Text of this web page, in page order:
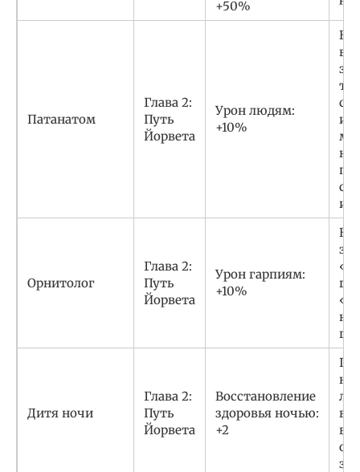
+50%
Патанатом
Глава 2:
Путь
Йорвета
Урон людям:
+10%
Во
Орнитолог
Глава 2:
Путь
Йорвета
Урон гарпиям:
+10%
Дитя ночи
Глава 2:
Путь
Йорвета
Восстановление
здоровья ночью:
+2
во